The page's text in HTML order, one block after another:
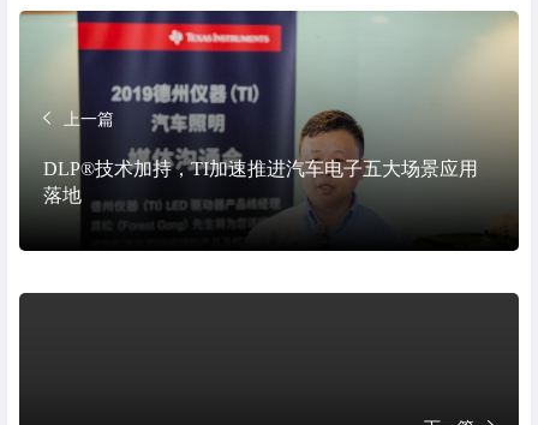
上一篇
DLP®技术加持，TI加速推进汽车电子五大场景应用
落地